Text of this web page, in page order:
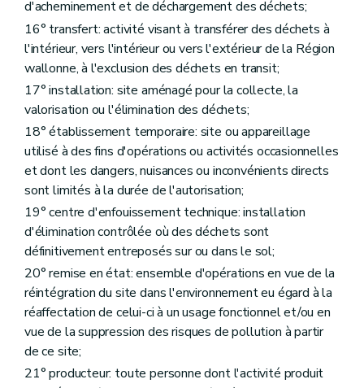
Art. 59
Chapitre X Surveillance, sautions administratives et pénales
Section première Surveillance, recherche et constatation des infractions
Art. 45
Art. 46
Section 2 Sanctions administratives
Art. 47
Art. 48
Art. 49
Art. 50
Section 3 Sanctions pénales
Art. 51
Art. 53
Art. 54
Art. 55
Art. 56
Art. 57
Art. 58
Art. 59
Chapitre XI
Exécution des obligations internationales
Art. 60
Art. 61
Chapitre XI Exécution des obligations internationales
d'acheminement et de déchargement des déchets;
16° transfert: activité visant à transférer des déchets à
l'intérieur, vers l'intérieur ou vers l'extérieur de la Région
wallonne, à l'exclusion des déchets en transit;
17° installation: site aménagé pour la collecte, la
valorisation ou l'élimination des déchets;
18° établissement temporaire: site ou appareillage
utilisé à des fins d'opérations ou activités occasionnelles
et dont les dangers, nuisances ou inconvénients directs
sont limités à la durée de l'autorisation;
19° centre d'enfouissement technique: installation
d'élimination contrôlée où des déchets sont
définitivement entreposés sur ou dans le sol;
20° remise en état: ensemble d'opérations en vue de la
réintégration du site dans l'environnement eu égard à la
réaffectation de celui-ci à un usage fonctionnel et/ou en
vue de la suppression des risques de pollution à partir
de ce site;
21° producteur: toute personne dont l'activité produit